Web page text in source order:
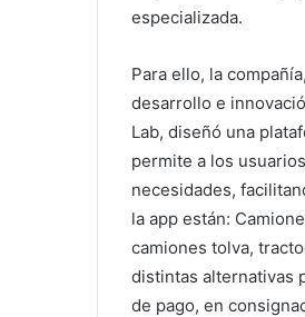
especializada.
Para ello, la
desarrollo e
Lab, diseñó una
permite a los
necesidades,
la app están:
camiones tolva,
distintas alternativas
de pago, en